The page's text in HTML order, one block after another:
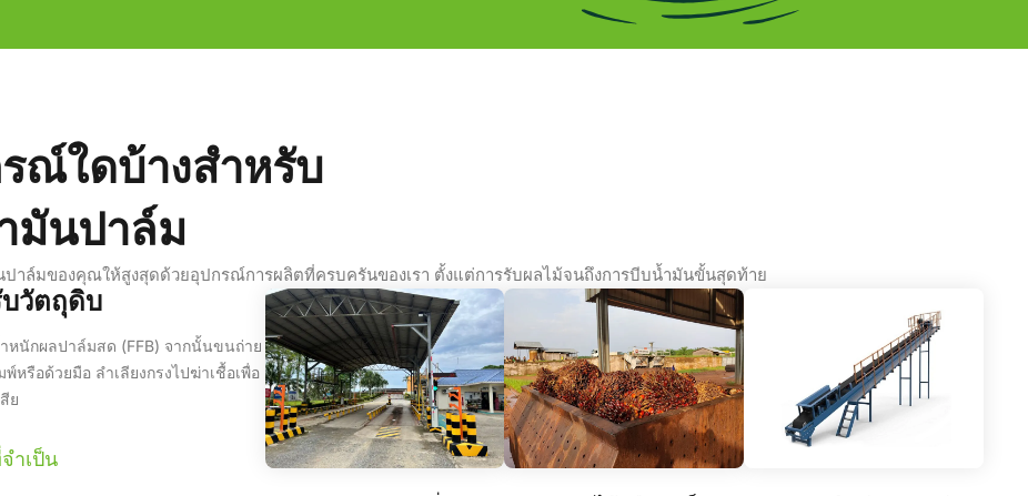
ณ์ใดบ้างสำหรับ
มันปาล์ม
าล์มของคุณให้สูงสุดด้วยอุปกรณ์การผลิตที่ครบครันของเรา ตั้งแต่การรับผลไม้จนถึงการบีบน้ำมันขั้นสุดท้าย
วัตถุดิบ
หนักผลปาล์มสด (FFB) จากนั้นขนถ่าย
หรือด้วยมือ ลำเลียงกรงไปฆ่าเชื้อเพื่อ
ย
ำเป็น